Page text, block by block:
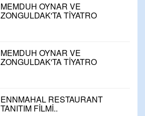
MEMDUH OYNAR VE
ZONGULDAK'TA TİYATRO
MEMDUH OYNAR VE
ZONGULDAK'TA TİYATRO
ENNMAHAL RESTAURANT
TANITIM FİLMİ..